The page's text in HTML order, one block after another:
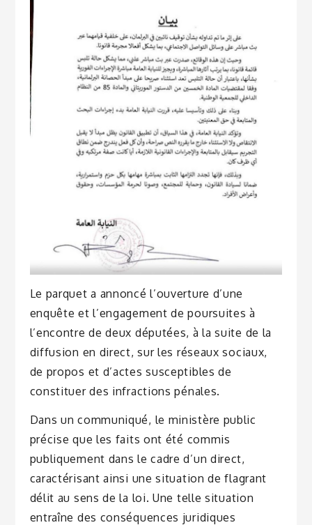
Le parquet a annoncé l’ouverture d’une
enquête et l’engagement de poursuites à
l’encontre de deux députées, à la suite de la
diffusion en direct, sur les réseaux sociaux,
de propos et d’actes susceptibles de
constituer des infractions pénales.
Dans un communiqué, le ministère public
précise que les faits ont été commis
publiquement dans le cadre d’un direct,
caractérisant ainsi une situation de flagrant
délit au sens de la loi. Une telle situation
entraîne des conséquences juridiques